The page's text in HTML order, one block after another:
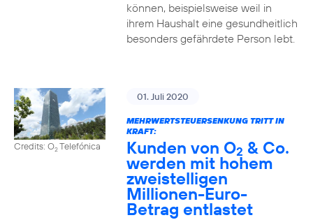
können, beispielsweise weil in
ihrem Haushalt eine gesundheitlich
besonders gefährdete Person lebt.
Credits: O2Telefónica
01. Juli 2020
MEHRWERTSTEUERSENKUNG TRITT IN
KRAFT:
Kunden von O2 & Co.
werden mit hohem
zweistelligen
Millionen-Euro-
Betrag entlastet